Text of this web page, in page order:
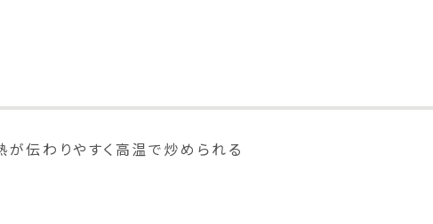
が伝わりやすく高温で炒められる